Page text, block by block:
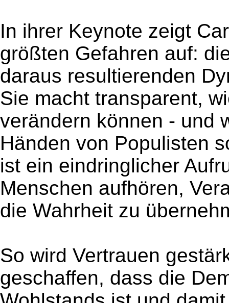
In ihrer Keynote zeigt
größten Gefahren auf:
daraus resultierenden
Sie macht transparent,
verändern können - und
Händen von Populisten
ist ein eindringlicher
Menschen aufhören,
die Wahrheit zu
So wird Vertrauen
geschaffen, dass die